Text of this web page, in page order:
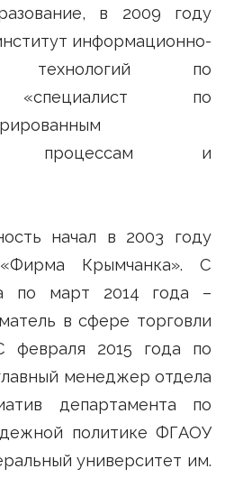
в 2009 году
информационно-
технологий по
«специалист по
процессам и
начал в 2003 году
Крымчанка». С
по март 2014 года –
в сфере торговли
февраля 2015 года по
менеджер отдела
департамента по
политике ФГАОУ
университет им.